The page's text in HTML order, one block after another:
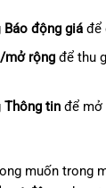
Báo động giáđể
mở rộngđể thu
Thông tinđể mở
muốn trong